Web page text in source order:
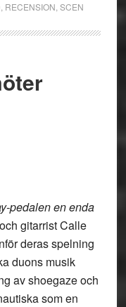
RECENSION SCEN
pedalen en enda
gitarrist Calle
deras spelning
duons musik
av shoegaze och
som en